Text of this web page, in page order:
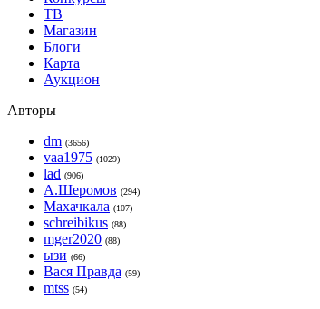
ТВ
Магазин
Блоги
Карта
Аукцион
Авторы
dm (3656)
vaa1975 (1029)
lad (906)
А.Шеромов (294)
Махачкала (107)
schreibikus (88)
mger2020 (88)
ызи (66)
Вася Правда (59)
mtss (54)